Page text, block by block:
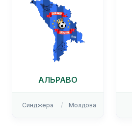
АЛЬРАВО
Синджера Молдова